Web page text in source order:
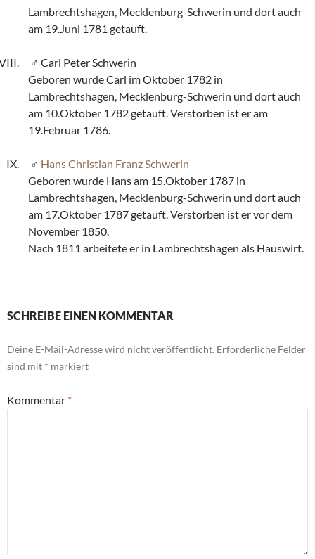
Lambrechtshagen, Mecklenburg-Schwerin und dort auch
am 19.Juni 1781 getauft.
Carl Peter Schwerin
Geboren wurde Carl im Oktober 1782 in
Lambrechtshagen, Mecklenburg-Schwerin und dort auch
am 10.Oktober 1782 getauft. Verstorben ist er am
19.Februar 1786.
Hans Christian Franz Schwerin
Geboren wurde Hans am 15.Oktober 1787 in
Lambrechtshagen, Mecklenburg-Schwerin und dort auch
am 17.Oktober 1787 getauft. Verstorben ist er vor dem
November 1850.
Nach 1811 arbeitete er in Lambrechtshagen als Hauswirt.
SCHREIBE EINEN KOMMENTAR
Deine E-Mail-Adresse wird nicht veröffentlicht. Erforderliche Felder
sind mit * markiert
Kommentar *